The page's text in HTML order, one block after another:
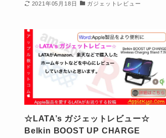
2021年05月18日 ガジェットレビュー
☆LATA’s ガジェットレビュー☆
Belkin BOOST UP CHARGE